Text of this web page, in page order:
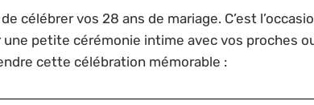
célébrer vos 28 ans de mariage. C’est
une petite cérémonie intime avec vos proches
cette célébration mémorable :